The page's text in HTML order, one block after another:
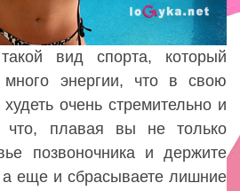
вид спорта, который
много энергии, что в свою
очень стремительно и
что, плавая вы не только
позвоночника и держите
а еще и сбрасываете лишние